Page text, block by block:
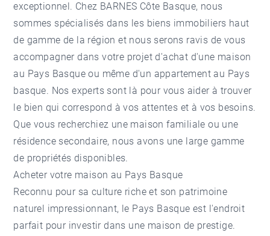
exceptionnel. Chez BARNES Côte Basque, nous
sommes spécialisés dans les biens immobiliers haut
de gamme de la région et nous serons ravis de vous
accompagner dans votre projet d'achat d'une maison
au Pays Basque ou même d'un appartement au Pays
basque. Nos experts sont là pour vous aider à trouver
le bien qui correspond à vos attentes et à vos besoins.
Que vous recherchiez une maison familiale ou une
résidence secondaire, nous avons une large gamme
de propriétés disponibles.
Acheter votre maison au Pays Basque
Reconnu pour sa culture riche et son patrimoine
naturel impressionnant, le Pays Basque est l'endroit
parfait pour investir dans une maison de prestige.